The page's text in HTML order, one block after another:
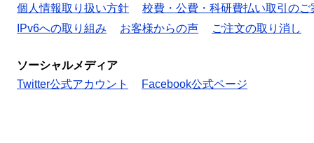
個人情報取り扱い方針
校費・公費・科研費払い取引のご
IPv6への取り組み
お客様からの声 ご注文の取り消し
ソーシャルメディア
Twitter公式アカウント
Facebook公式ページ